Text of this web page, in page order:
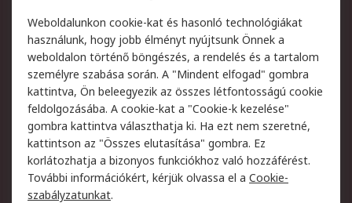
Termékvisszaküldés
Szolgáltatások
Jogi
Adatvédelmi
szabályzat
Az RS értékesítési
feltételei
Cookie szabályzat
Email biztonság
Webhelyre vonatkozó
feltételek
Weboldal felhasználói
szabályzata
Weboldalunkon cookie-kat és hasonló technológiákat
használunk, hogy jobb élményt nyújtsunk Önnek a
weboldalon történő böngészés, a rendelés és a tartalom
személyre szabása során. A "Mindent elfogad" gombra
kattintva, Ön beleegyezik az összes létfontosságú cookie
feldolgozásába. A cookie-kat a "Cookie-k kezelése"
gombra kattintva választhatja ki. Ha ezt nem szeretné,
kattintson az "Összes elutasítása" gombra. Ez
korlátozhatja a bizonyos funkciókhoz való hozzáférést.
További információkért, kérjük olvassa el a Cookie-
szabályzatunkat.